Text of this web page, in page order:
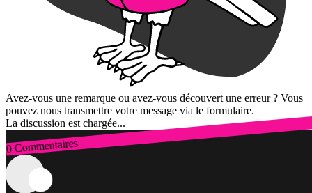
Avez-vous une remarque ou avez-vous découvert une erreur ? Vous
pouvez nous transmettre votre message via le formulaire.
La discussion est chargée...
0 Commentaires
Connexion